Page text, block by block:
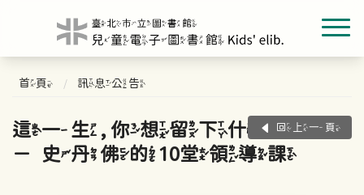
首頁 訊息公告
這一生, 你想留下什麼?
－史丹佛的10堂領導課
回上一頁